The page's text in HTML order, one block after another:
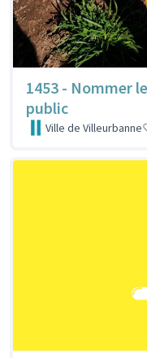
1453 - Nommer
public
Ville de Villeurbanne